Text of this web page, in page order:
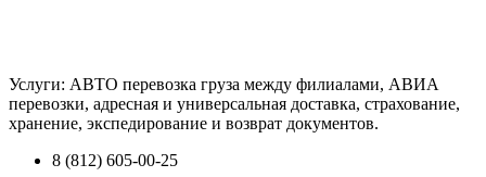
Услуги: АВТО перевозка груза между филиалами, АВИА
перевозки, адресная и универсальная доставка, страхование,
хранение, экспедирование и возврат документов.
8 (812) 605-00-25